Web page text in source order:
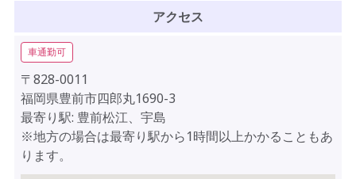
アクセス
車通勤可
〒828-0011
福岡県豊前市四郎丸1690-3
最寄り駅: 豊前松江、宇島
※地方の場合は最寄り駅から1時間以上かかることもあ
ります。